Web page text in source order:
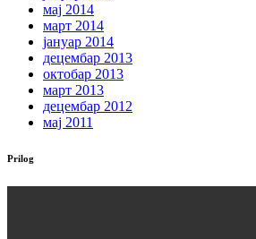
мај 2014
март 2014
јануар 2014
децембар 2013
октобар 2013
март 2013
децембар 2012
мај 2011
Prilog